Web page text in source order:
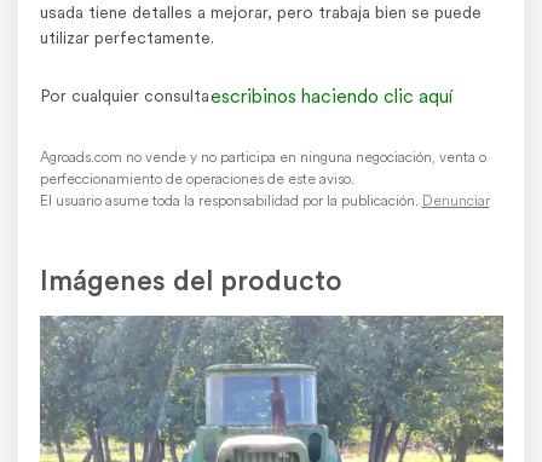
usada tiene detalles a mejorar, pero trabaja bien se puede
utilizar perfectamente.
Por cualquier consultaescribinos haciendo clic aquí
Agroads.com no vende y no participa en ninguna negociación, venta o
perfeccionamiento de operaciones de este aviso.
El usuario asume toda la responsabilidad por la publicación. Denunciar
Imágenes del producto